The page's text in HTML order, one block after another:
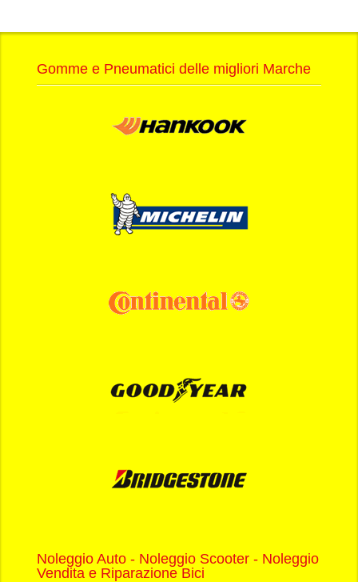
Gomme e Pneumatici delle migliori Marche
Noleggio Auto - Noleggio Scooter - Noleggio
Vendita e Riparazione Bici